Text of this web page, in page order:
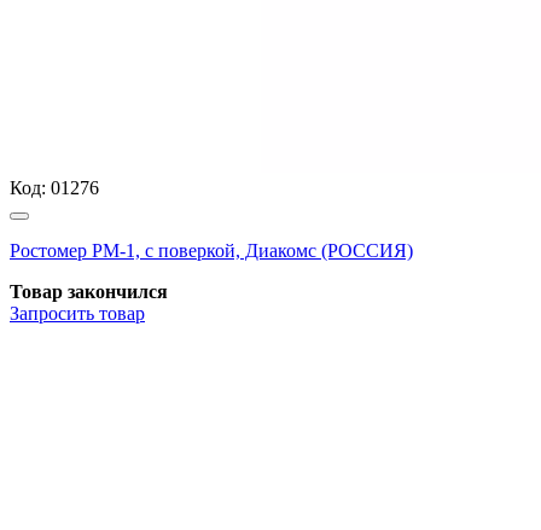
Код: 01276
Ростомер РМ-1, с поверкой, Диакомс (РОССИЯ)
Товар закончился
Запросить товар